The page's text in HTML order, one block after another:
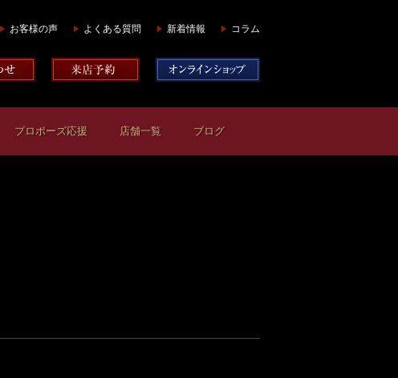
お客様の声 よくある質問 新着情報 コラム
プロポーズ応援 店舗一覧 ブログ